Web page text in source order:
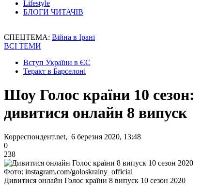
Lifestyle
БЛОГИ ЧИТАЧІВ
СПЕЦТЕМА: Війна в Ірані
ВСІ ТЕМИ
Вступ України в ЄС
Теракт в Барселоні
Шоу Голос країни 10 сезон:
дивитися онлайн 8 випуск
Корреспондент.net, 6 березня 2020, 13:48
0
238
Фото: instagram.com/goloskrainy_official
Дивитися онлайн Голос країни 8 випуск 10 сезон 2020